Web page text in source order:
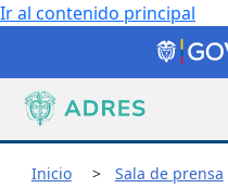
Ir al contenido principal
Inicio Sala de prensa